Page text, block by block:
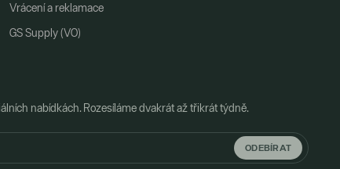
Vrácení a reklamace
GS Supply (VO)
nabídkách. Rozesíláme dvakrát až třikrát týdně.
ODEBÍRAT